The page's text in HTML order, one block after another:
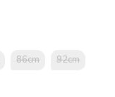
86cm
92cm